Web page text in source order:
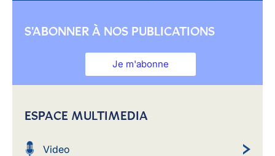
S'ABONNER À NOS PUBLICATIONS
Je m'abonne
ESPACE MULTIMEDIA
Video